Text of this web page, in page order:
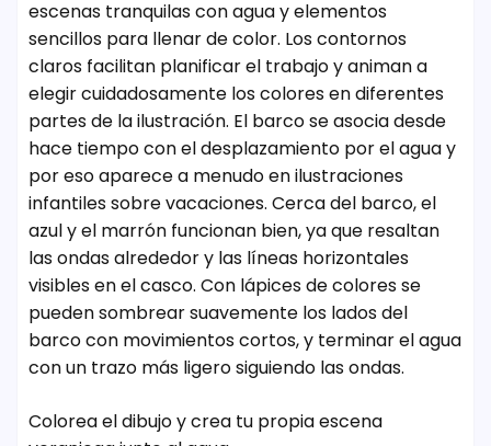
escenas tranquilas con agua y elementos
sencillos para llenar de color. Los contornos
claros facilitan planificar el trabajo y animan a
elegir cuidadosamente los colores en diferentes
partes de la ilustración. El barco se asocia desde
hace tiempo con el desplazamiento por el agua y
por eso aparece a menudo en ilustraciones
infantiles sobre vacaciones. Cerca del barco, el
azul y el marrón funcionan bien, ya que resaltan
las ondas alrededor y las líneas horizontales
visibles en el casco. Con lápices de colores se
pueden sombrear suavemente los lados del
barco con movimientos cortos, y terminar el agua
con un trazo más ligero siguiendo las ondas.
Colorea el dibujo y crea tu propia escena